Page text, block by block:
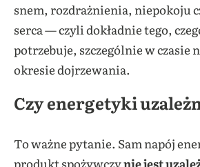
snem, rozdrażnienia, niepokoju
serca — czyli dokładnie tego,
potrzebuje, szczególnie w czasie
okresie dojrzewania.
Czy energetyki
To ważne pytanie. Sam napój
produkt spożywczynie jest